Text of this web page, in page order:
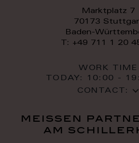
Marktplatz 7
70173
Baden-
T: +49 711 1 20
WORK TIME
TODAY:
10:00 -
CONTACT:
meissen
am